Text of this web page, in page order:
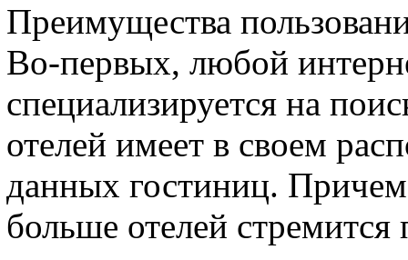
Преимущества
Во-первых, любой
специализируется на
отелей имеет в своем
данных гостиниц.
больше отелей стремится